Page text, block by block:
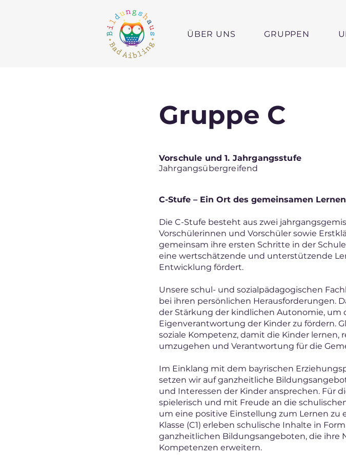
ÜBER UNS GRUPPEN
Gruppe C
Vorschule und 1. Jahrgangsstufe
Jahrgangsübergreifend
C-Stufe – Ein Ort des gemeinsamen
Die C-Stufe besteht aus zwei
Vorschülerinnen und Vorschüler sowie
gemeinsam ihre ersten Schritte in der
eine wertschätzende und unterstützende
Entwicklung fördert.
Unsere schul- und sozialpädagogischen
bei ihren persönlichen Herausforderungen.
der Stärkung der kindlichen Autonomie, um
Eigenverantwortung der Kinder zu fördern.
soziale Kompetenz, damit die Kinder lernen,
umzugehen und Verantwortung für die
Im Einklang mit dem bayrischen
setzen wir auf ganzheitliche
und Interessen der Kinder ansprechen. Für
spielerisch und mit Freude an die
um eine positive Einstellung zum Lernen zu
Klasse (C1) erleben schulische Inhalte in
ganzheitlichen Bildungsangeboten, die ihre
Kompetenzen erweitern.